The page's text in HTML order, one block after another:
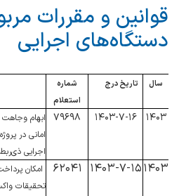
قوانین و مقررات
دستگاه‌های اجرایی
سال تاریخ درج
شماره
استعلام
۱۴۰۳ ۱۴۰۳-۷-۱۶ ۷۹۶۹۸
ابهام
امانی در
اجرایی ذی‌ربط
۱۴۰۳۱۴۰۳-۷-۱۵ ۶۲۰۴۱
امکان
تحقیقات